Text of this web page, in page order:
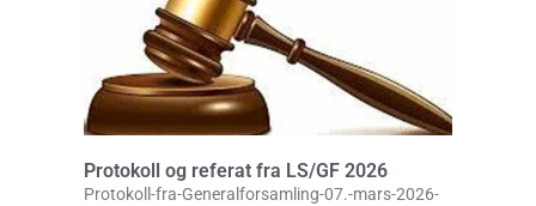
Protokoll og referat fra LS/GF 2026
Protokoll-fra-Generalforsamling-07.-mars-2026-